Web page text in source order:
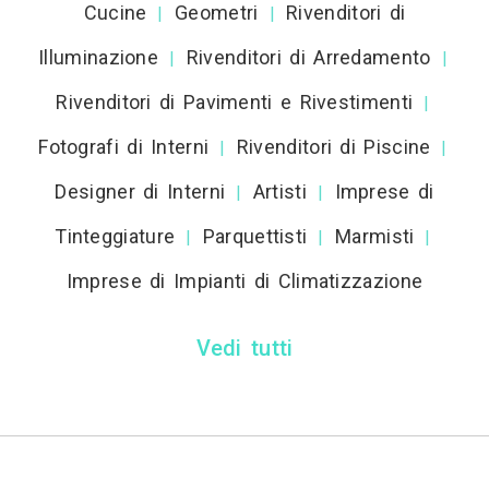
Cucine
| Geometri |
Rivenditori di
Illuminazione
| Rivenditori di Arredamento |
Rivenditori di Pavimenti e Rivestimenti |
Fotografi di Interni | Rivenditori di Piscine |
Designer di Interni | Artisti |
Imprese di
Tinteggiature
| Parquettisti | Marmisti |
Imprese di Impianti di Climatizzazione
Vedi tutti